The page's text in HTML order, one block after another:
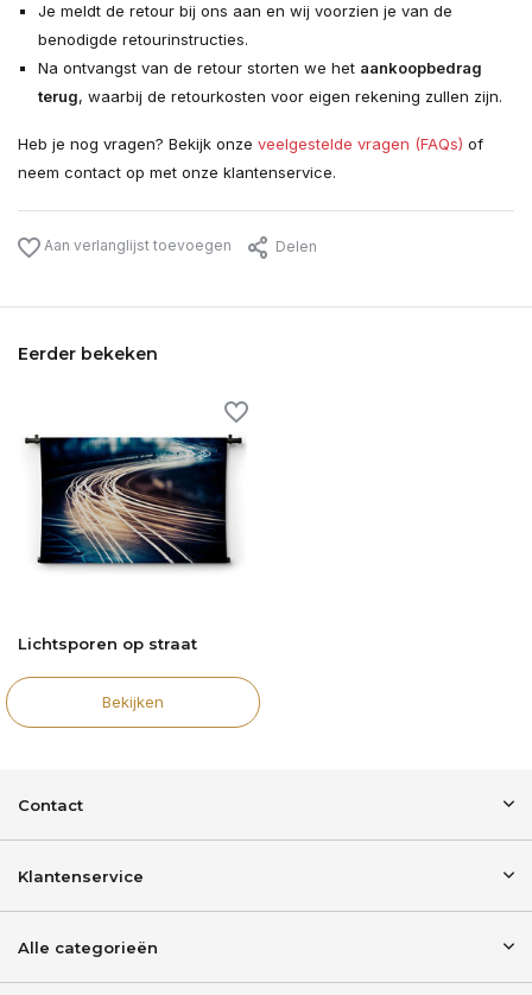
Je meldt de retour bij ons aan en wij voorzien je van de
benodigde retourinstructies.
Na ontvangst van de retour storten we het aankoopbedrag
terug, waarbij de retourkosten voor eigen rekening zullen zijn.
Heb je nog vragen? Bekijk onze veelgestelde vragen (FAQs) of
neem contact op met onze klantenservice.
Aan verlanglijst toevoegen Delen
Eerder bekeken
Lichtsporen op straat
Bekijken
Contact
Klantenservice
Alle categorieën